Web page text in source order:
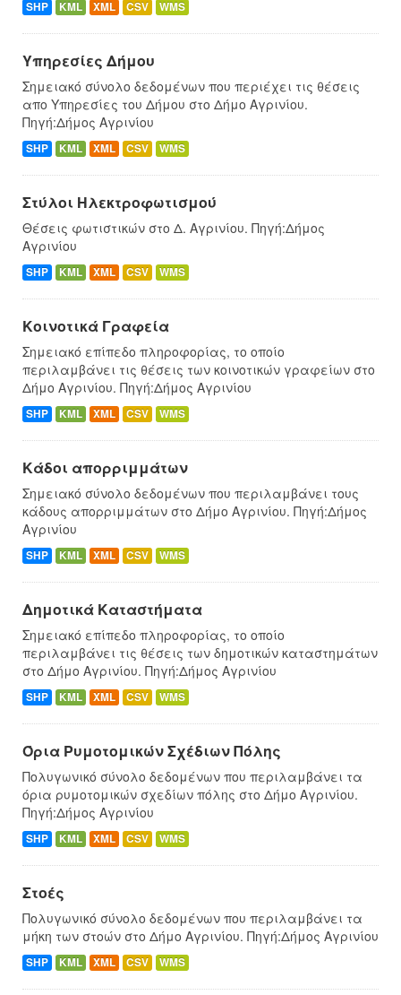
SHP KML XML CSV WMS
Υπηρεσίες Δήμου
Σημειακό σύνολο δεδομένων που περιέχει τις θέσεις
απο Υπηρεσίες του Δήμου στο Δήμο Αγρινίου.
Πηγή:Δήμος Αγρινίου
SHP KML XML CSV WMS
Στύλοι Ηλεκτροφωτισμού
Θέσεις φωτιστικών στο Δ. Αγρινίου. Πηγή:Δήμος
Αγρινίου
SHP KML XML CSV WMS
Κοινοτικά Γραφεία
Σημειακό επίπεδο πληροφορίας, το οποίο
περιλαμβάνει τις θέσεις των κοινοτικών γραφείων στο
Δήμο Αγρινίου. Πηγή:Δήμος Αγρινίου
SHP KML XML CSV WMS
Κάδοι απορριμμάτων
Σημειακό σύνολο δεδομένων που περιλαμβάνει τους
κάδους απορριμμάτων στο Δήμο Αγρινίου. Πηγή:Δήμος
Αγρινίου
SHP KML XML CSV WMS
Δημοτικά Καταστήματα
Σημειακό επίπεδο πληροφορίας, το οποίο
περιλαμβάνει τις θέσεις των δημοτικών καταστημάτων
στο Δήμο Αγρινίου. Πηγή:Δήμος Αγρινίου
SHP KML XML CSV WMS
Όρια Ρυμοτομικών Σχέδιων Πόλης
Πολυγωνικό σύνολο δεδομένων που περιλαμβάνει τα
όρια ρυμοτομικών σχεδίων πόλης στο Δήμο Αγρινίου.
Πηγή:Δήμος Αγρινίου
SHP KML XML CSV WMS
Στοές
Πολυγωνικό σύνολο δεδομένων που περιλαμβάνει τα
μήκη των στοών στο Δήμο Αγρινίου. Πηγή:Δήμος Αγρινίου
SHP KML XML CSV WMS